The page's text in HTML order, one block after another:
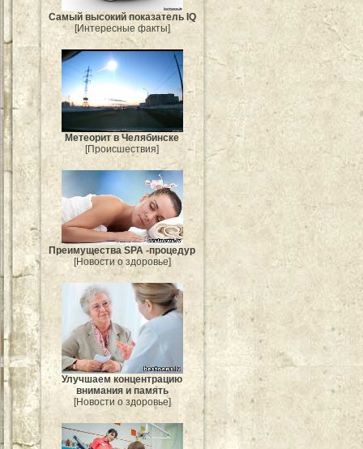
Самый высокий показатель IQ
[Интересные факты]
Метеорит в Челябинске
[Происшествия]
Преимущества SPA -процедур
[Новости о здоровье]
Улучшаем концентрацию
внимания и память
[Новости о здоровье]